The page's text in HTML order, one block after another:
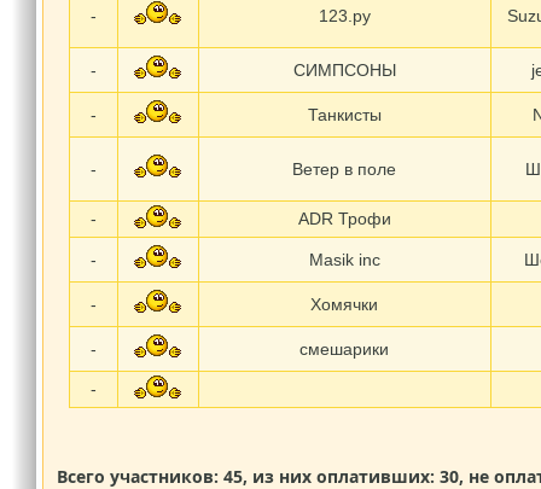
- 123.ру
- СИМПСОНЫ
- Танкисты
- Ветер в поле
- ADR Трофи
- Masik inc
- Хомячки
- смешарики
-
Всего участников: 45, из них оплативших: 30, не